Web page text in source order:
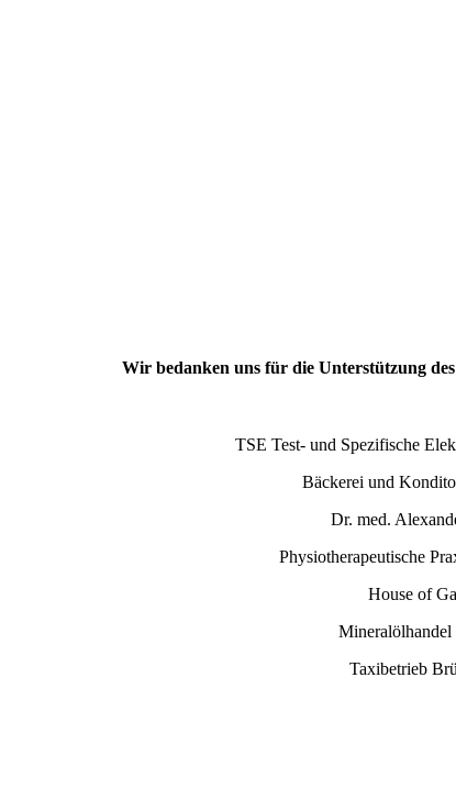
Wir bedanken uns für die Unterstützung
TSE Test- und Spezifische
Bäckerei und
Dr. med.
Physiotherapeutische
House of
Mineralölhandel
Taxibetrieb